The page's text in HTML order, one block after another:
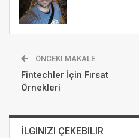
ÖNCEKI MAKALE
Fintechler İçin Fırsat
Örnekleri
İLGINIZI ÇEKEBILIR